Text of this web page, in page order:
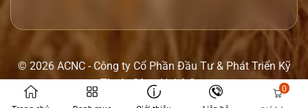
© 2026 ACNC - Công ty Cổ Phần Đầu Tư & Phát Triển Kỹ
Thuật Công Nghệ Cao
0